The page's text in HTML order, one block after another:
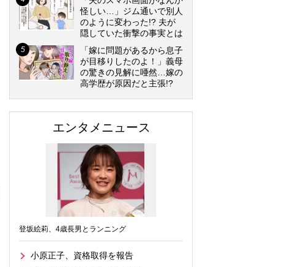
怪しい…」ジム通いで別人
のように変わった!? 夫が
隠していた衝撃の事実とは
「嫁に問題があるから息子
が目移りしたのよ！」義母
の驚きの見解に唖然…嫁の
高学歴が原因だと主張!?
エンタメニュース
登坂絵莉、4歳長男とランニング
小原正子、資格取得を報告